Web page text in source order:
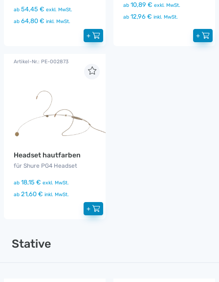
ab 54,45 € exkl. MwSt.
ab 64,80 € inkl. MwSt.
+
ab 10,89 € exkl. MwSt.
ab 12,96 € inkl. MwSt.
+
Artikel-Nr.: PE-002873
Headset hautfarben
für Shure PG4 Headset
ab 18,15 € exkl. MwSt.
ab 21,60 € inkl. MwSt.
+
Stative